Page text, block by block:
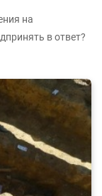
на
в ответ?